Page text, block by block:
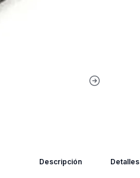
Descripción Detalles